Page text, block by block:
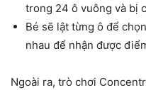
trong 24 ô vuông và bị
Bé sẽ lật từng ô để
nhau để nhận được
Ngoài ra, trò chơi